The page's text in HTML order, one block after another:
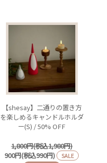
【shesay】二通りの置き方
を楽しめるキャンドルホルダ
ー(S) / 50% OFF
1,800円(税込1,980円)
900円(税込990円)
SALE